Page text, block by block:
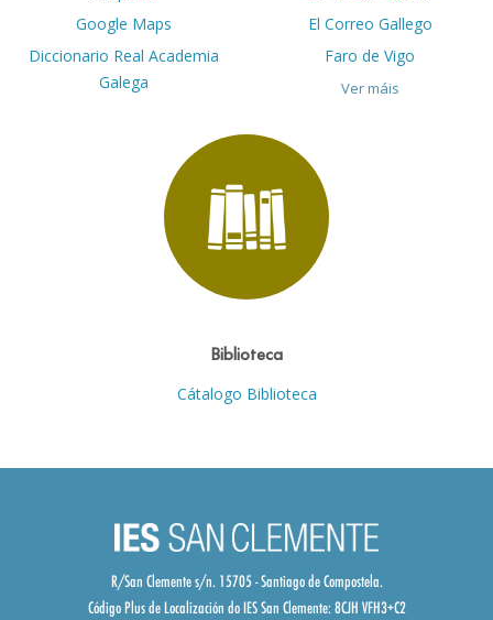
Google Maps
Diccionario Real Academia
Galega
El Correo Gallego
Faro de Vigo
Ver máis
Biblioteca
Cátalogo Biblioteca
R/San Clemente s/n. 15705 - Santiago de Compostela.
Código Plus de Localización do IES San Clemente:8CJH VFH3+C2